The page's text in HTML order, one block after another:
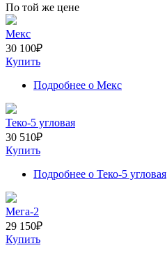
По той же цене
Мекс
30 100₽
Купить
Подробнее о Мекс
Теко-5 угловая
30 510₽
Купить
Подробнее о Теко-5 угловая
Мега-2
29 150₽
Купить